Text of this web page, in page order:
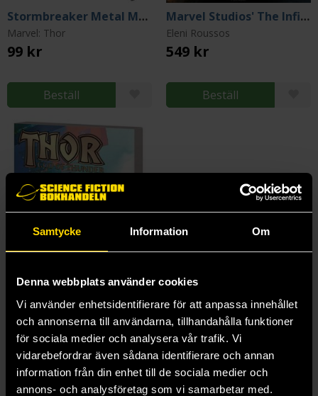
Samtycke Information Om
Denna webbplats använder cookies
Vi använder enhetsidentifierare för att anpassa innehållet
och annonserna till användarna, tillhandahålla funktioner
för sociala medier och analysera vår trafik. Vi
vidarebefordrar även sådana identifierare och annan
information från din enhet till de sociala medier och
annons- och analysföretag som vi samarbetar med.
Stormbreaker Metal Model Kit (Metal Earth)
Marvel: Thor
99 kr
Beställ
Marvel Studios' The Infinity Saga: Thor: Ragnarok The Art of the Movie
Eleni Roussos
549 kr
Beställ
Thor By Jason Aaron Complete Collection Vol 1
Jason Aaron
440 kr